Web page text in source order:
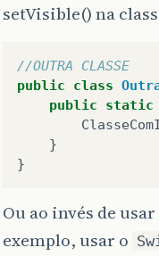
setVisible() na
//OUTRA CLASSE
public
class
public
static
}
}
Ou ao invés de usar
exemplo, usar o